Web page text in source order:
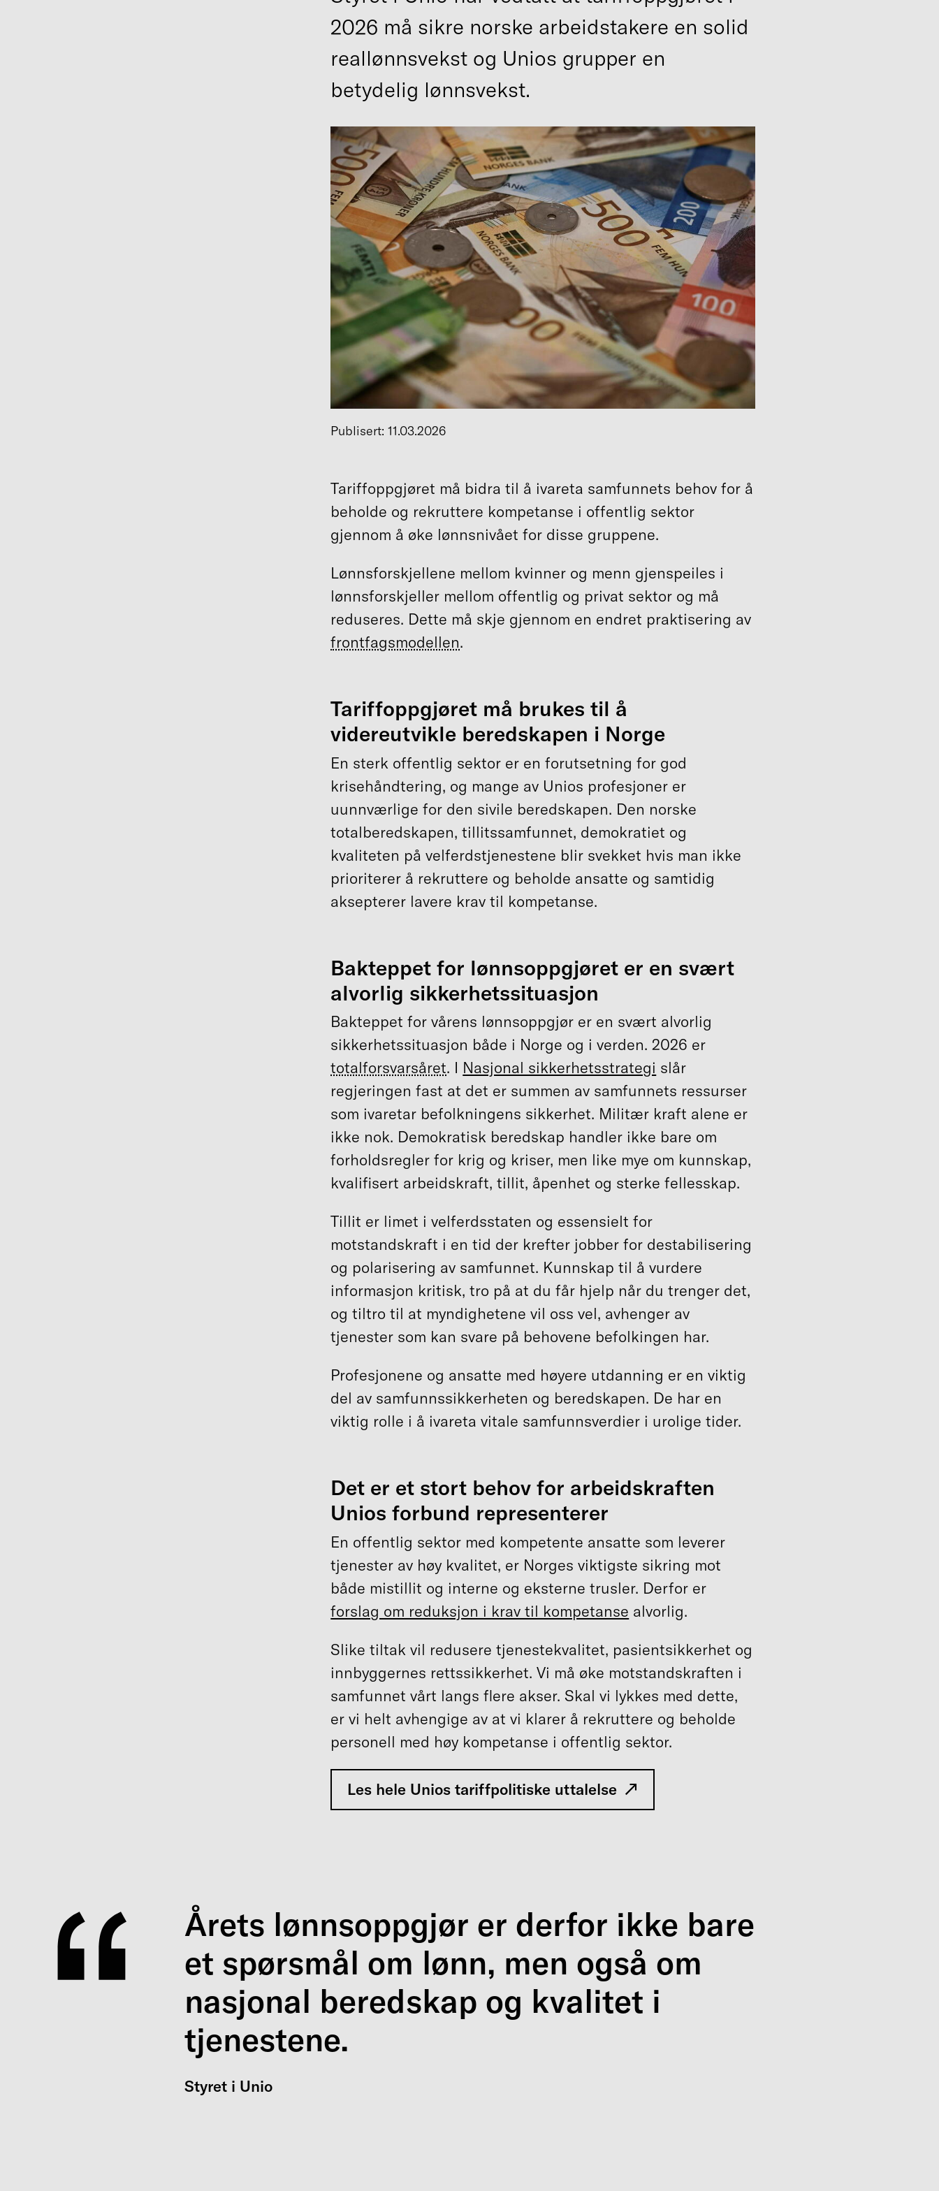
2026 må sikre norske arbeidstakere en solid
reallønnsvekst og Unios grupper en
betydelig lønnsvekst.
Publisert: 11.03.2026
Tariffoppgjøret må bidra til å ivareta samfunnets behov for å
beholde og rekruttere kompetanse i offentlig sektor
gjennom å øke lønnsnivået for disse gruppene.
Lønnsforskjellene mellom kvinner og menn gjenspeiles i
lønnsforskjeller mellom offentlig og privat sektor og må
reduseres. Dette må skje gjennom en endret praktisering av
frontfagsmodellen.
Tariffoppgjøret må brukes til å
videreutvikle beredskapen i Norge
En sterk offentlig sektor er en forutsetning for god
krisehåndtering, og mange av Unios profesjoner er
uunnværlige for den sivile beredskapen. Den norske
totalberedskapen, tillitssamfunnet, demokratiet og
kvaliteten på velferdstjenestene blir svekket hvis man ikke
prioriterer å rekruttere og beholde ansatte og samtidig
aksepterer lavere krav til kompetanse.
Bakteppet for lønnsoppgjøret er en svært
alvorlig sikkerhetssituasjon
Bakteppet for vårens lønnsoppgjør er en svært alvorlig
sikkerhetssituasjon både i Norge og i verden. 2026 er
totalforsvarsåret. I Nasjonal sikkerhetsstrategi slår
regjeringen fast at det er summen av samfunnets ressurser
som ivaretar befolkningens sikkerhet. Militær kraft alene er
ikke nok. Demokratisk beredskap handler ikke bare om
forholdsregler for krig og kriser, men like mye om kunnskap,
kvalifisert arbeidskraft, tillit, åpenhet og sterke fellesskap.
Tillit er limet i velferdsstaten og essensielt for
motstandskraft i en tid der krefter jobber for destabilisering
og polarisering av samfunnet. Kunnskap til å vurdere
informasjon kritisk, tro på at du får hjelp når du trenger det,
og tiltro til at myndighetene vil oss vel, avhenger av
tjenester som kan svare på behovene befolkingen har.
Profesjonene og ansatte med høyere utdanning er en viktig
del av samfunnssikkerheten og beredskapen. De har en
viktig rolle i å ivareta vitale samfunnsverdier i urolige tider.
Det er et stort behov for arbeidskraften
Unios forbund representerer
En offentlig sektor med kompetente ansatte som leverer
tjenester av høy kvalitet, er Norges viktigste sikring mot
både mistillit og interne og eksterne trusler. Derfor er
forslag om reduksjon i krav til kompetanse alvorlig.
Slike tiltak vil redusere tjenestekvalitet, pasientsikkerhet og
innbyggernes rettssikkerhet. Vi må øke motstandskraften i
samfunnet vårt langs flere akser. Skal vi lykkes med dette,
er vi helt avhengige av at vi klarer å rekruttere og beholde
personell med høy kompetanse i offentlig sektor.
Les hele Unios tariffpolitiske uttalelse
Årets lønnsoppgjør er derfor ikke bare
et spørsmål om lønn, men også om
nasjonal beredskap og kvalitet i
tjenestene.
Styret i Unio